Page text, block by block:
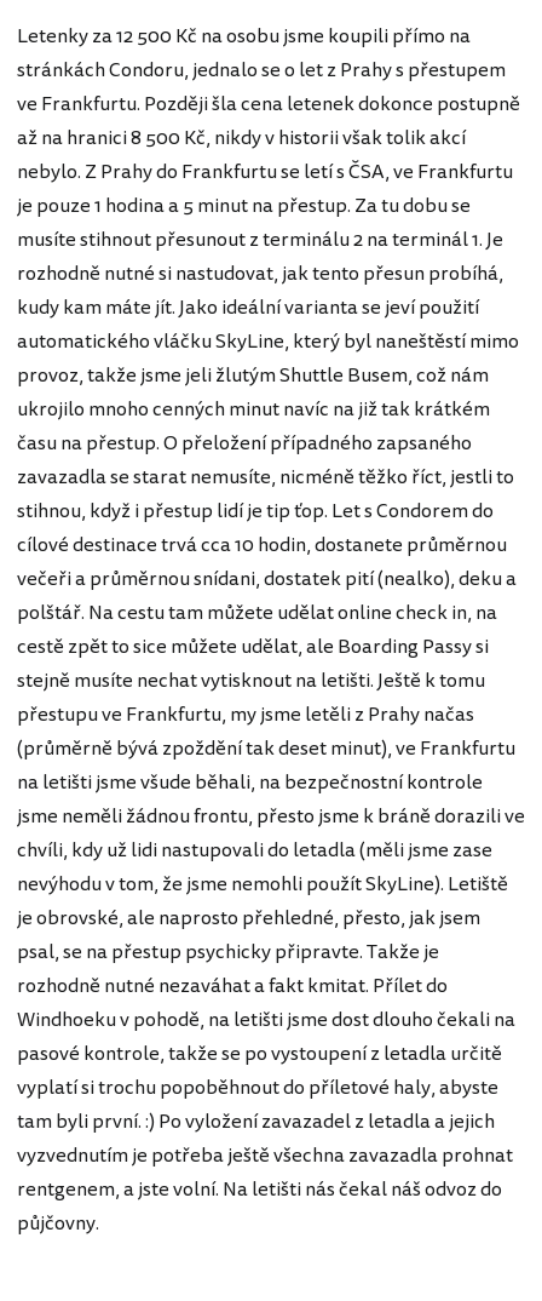
Letenky za 12 500 Kč na osobu jsme koupili přímo na
stránkách Condoru, jednalo se o let z Prahy s přestupem
ve Frankfurtu. Později šla cena letenek dokonce postupně
až na hranici 8 500 Kč, nikdy v historii však tolik akcí
nebylo. Z Prahy do Frankfurtu se letí s ČSA, ve Frankfurtu
je pouze 1 hodina a 5 minut na přestup. Za tu dobu se
musíte stihnout přesunout z terminálu 2 na terminál 1. Je
rozhodně nutné si nastudovat, jak tento přesun probíhá,
kudy kam máte jít. Jako ideální varianta se jeví použití
automatického vláčku SkyLine, který byl naneštěstí mimo
provoz, takže jsme jeli žlutým Shuttle Busem, což nám
ukrojilo mnoho cenných minut navíc na již tak krátkém
času na přestup. O přeložení případného zapsaného
zavazadla se starat nemusíte, nicméně těžko říct, jestli to
stihnou, když i přestup lidí je tip ťop. Let s Condorem do
cílové destinace trvá cca 10 hodin, dostanete průměrnou
večeři a průměrnou snídani, dostatek pití (nealko), deku a
polštář. Na cestu tam můžete udělat online check in, na
cestě zpět to sice můžete udělat, ale Boarding Passy si
stejně musíte nechat vytisknout na letišti. Ještě k tomu
přestupu ve Frankfurtu, my jsme letěli z Prahy načas
(průměrně bývá zpoždění tak deset minut), ve Frankfurtu
na letišti jsme všude běhali, na bezpečnostní kontrole
jsme neměli žádnou frontu, přesto jsme k bráně dorazili ve
chvíli, kdy už lidi nastupovali do letadla (měli jsme zase
nevýhodu v tom, že jsme nemohli použít SkyLine). Letiště
je obrovské, ale naprosto přehledné, přesto, jak jsem
psal, se na přestup psychicky připravte. Takže je
rozhodně nutné nezaváhat a fakt kmitat. Přílet do
Windhoeku v pohodě, na letišti jsme dost dlouho čekali na
pasové kontrole, takže se po vystoupení z letadla určitě
vyplatí si trochu popoběhnout do příletové haly, abyste
tam byli první. :) Po vyložení zavazadel z letadla a jejich
vyzvednutím je potřeba ještě všechna zavazadla prohnat
rentgenem, a jste volní. Na letišti nás čekal náš odvoz do
půjčovny.